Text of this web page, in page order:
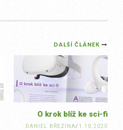
DALŠÍ ČLÁNEK
O krok blíž ke sci-fi
DANIEL BŘEZINA/ 1.10.2020